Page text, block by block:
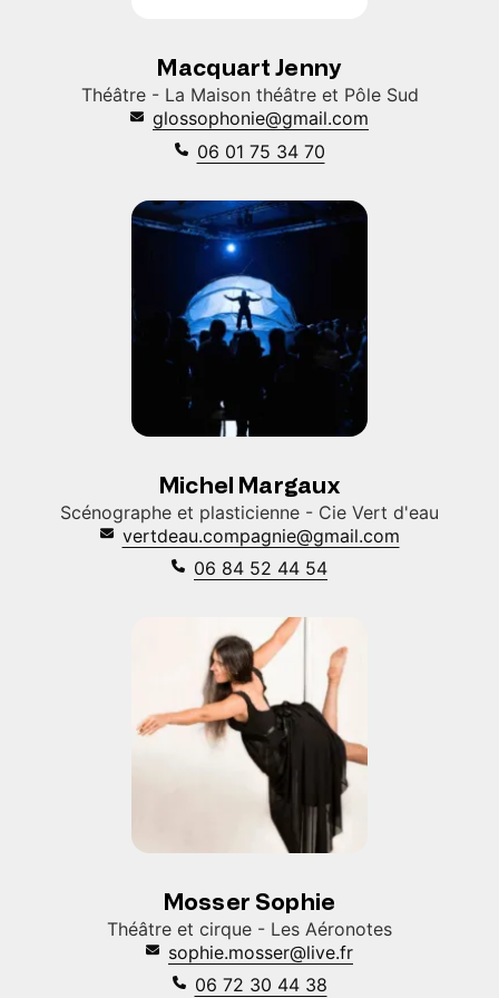
Macquart Jenny
Théâtre - La Maison théâtre et Pôle Sud
glossophonie@gmail.com
06 01 75 34 70
Michel Margaux
Scénographe et plasticienne - Cie Vert d'eau
vertdeau.compagnie@gmail.com
06 84 52 44 54
Mosser Sophie
Théâtre et cirque - Les Aéronotes
sophie.mosser@live.fr
06 72 30 44 38